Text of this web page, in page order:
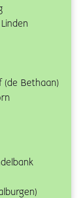
(de Bethaan)